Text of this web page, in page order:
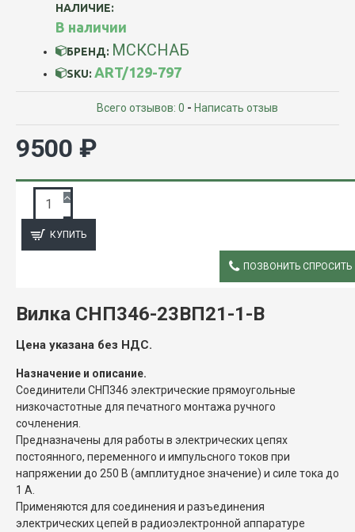
НАЛИЧИЕ:
В наличии
БРЕНД: МСКСНАБ
SKU: ART/129-797
Всего отзывов: 0 - Написать отзыв
9500 ₽
КУПИТЬ
ПОЗВОНИТЬ СПРОСИТЬ
Вилка СНП346-23ВП21-1-В
Цена указана без НДС.
Назначение и описание.
Соединители СНП346 электрические прямоугольные
низкочастотные для печатного монтажа ручного
сочленения.
Предназначены для работы в электрических цепях
постоянного, переменного и импульсного токов при
напряжении до 250 В (амплитудное значение) и силе тока до
1 А.
Применяются для соединения и разъединения
электрических цепей в радиоэлектронной аппаратуре